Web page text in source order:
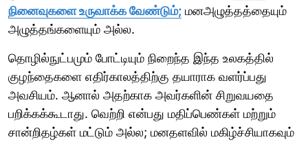
நினைவுகளை உருவாக்க வேண்டும்; மனஅழுத்தத்தையும்
அழுத்தங்களையும் அல்ல.
தொழில்நுட்பமும் போட்டியும் நிறைந்த இந்த உலகத்தில்
குழந்தைகளை எதிர்காலத்திற்கு தயாராக வளர்ப்பது
அவசியம். ஆனால் அதற்காக அவர்களின் சிறுவயதை
பறிக்கக்கூடாது. வெற்றி என்பது மதிப்பெண்கள் மற்றும்
சான்றிதழ்கள் மட்டும் அல்ல; மனதளவில் மகிழ்ச்சியாகவும்